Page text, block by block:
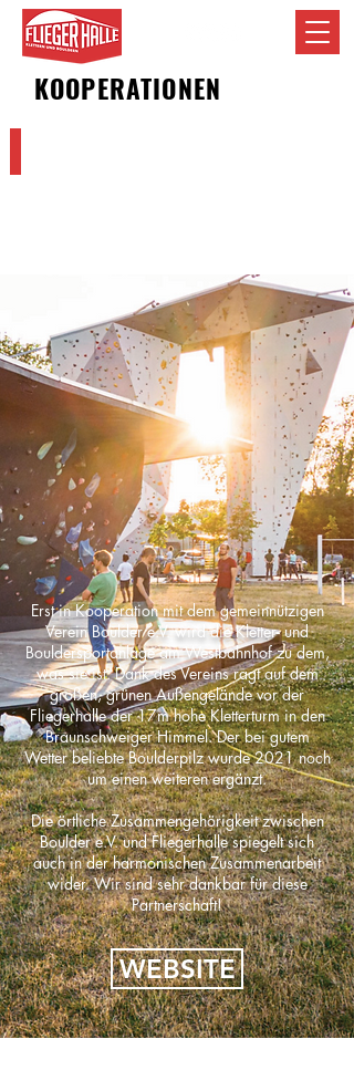
KOOPERATIONEN
Erst in Kooperation mit dem gemeinnützigen
Verein Boulder e.V. wird die Kletter- und
Bouldersportanlage am Westbahnhof zu dem,
was sie ist. Dank des Vereins ragt auf dem
großen, grünen Außengelände vor der
Fliegerhalle der 17m hohe Kletterturm in den
Braunschweiger Himmel. Der bei gutem
Wetter beliebte Boulderpilz wurde 2021 noch
um einen weiteren ergänzt.
Die örtliche Zusammengehörigkeit zwischen
Boulder e.V. und Fliegerhalle spiegelt sich
auch in der harmonischen Zusammenarbeit
wider. Wir sind sehr dankbar für diese
Partnerschaft!
WEBSITE